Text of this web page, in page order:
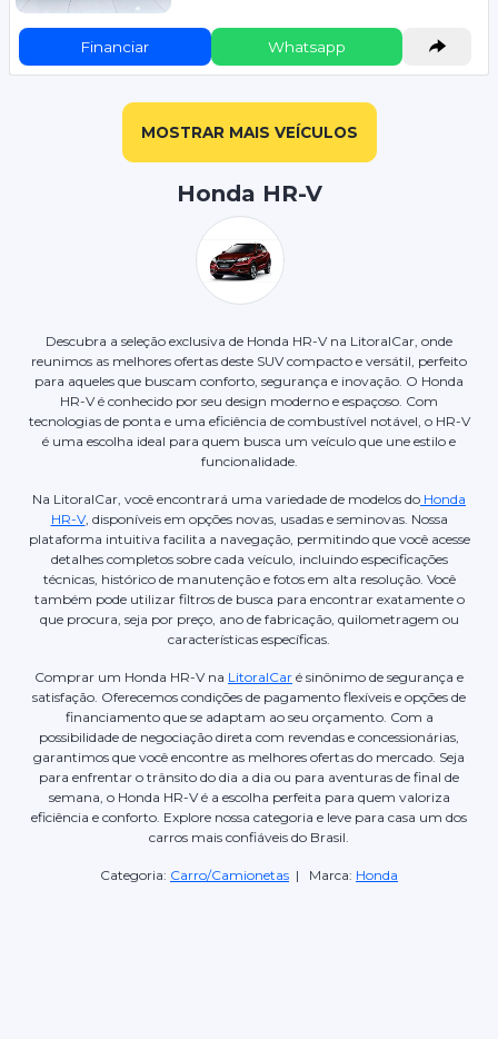
Financiar Whatsapp
MOSTRAR MAIS VEÍCULOS
Honda HR-V
Descubra a seleção exclusiva de Honda HR-V na LitoralCar, onde
reunimos as melhores ofertas deste SUV compacto e versátil, perfeito
para aqueles que buscam conforto, segurança e inovação. O Honda
HR-V é conhecido por seu design moderno e espaçoso. Com
tecnologias de ponta e uma eficiência de combustível notável, o HR-V
é uma escolha ideal para quem busca um veículo que une estilo e
funcionalidade.
Na LitoralCar, você encontrará uma variedade de modelos do Honda
HR-V, disponíveis em opções novas, usadas e seminovas. Nossa
plataforma intuitiva facilita a navegação, permitindo que você acesse
detalhes completos sobre cada veículo, incluindo especificações
técnicas, histórico de manutenção e fotos em alta resolução. Você
também pode utilizar filtros de busca para encontrar exatamente o
que procura, seja por preço, ano de fabricação, quilometragem ou
características específicas.
Comprar um Honda HR-V na LitoralCar é sinônimo de segurança e
satisfação. Oferecemos condições de pagamento flexíveis e opções de
financiamento que se adaptam ao seu orçamento. Com a
possibilidade de negociação direta com revendas e concessionárias,
garantimos que você encontre as melhores ofertas do mercado. Seja
para enfrentar o trânsito do dia a dia ou para aventuras de final de
semana, o Honda HR-V é a escolha perfeita para quem valoriza
eficiência e conforto. Explore nossa categoria e leve para casa um dos
carros mais confiáveis do Brasil.
Categoria: Carro/Camionetas | Marca: Honda